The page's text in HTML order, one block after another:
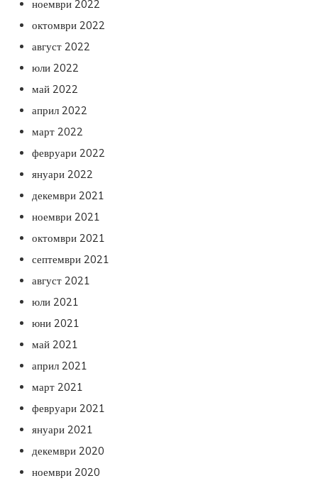
ноември 2022
октомври 2022
август 2022
юли 2022
май 2022
април 2022
март 2022
февруари 2022
януари 2022
декември 2021
ноември 2021
октомври 2021
септември 2021
август 2021
юли 2021
юни 2021
май 2021
април 2021
март 2021
февруари 2021
януари 2021
декември 2020
ноември 2020